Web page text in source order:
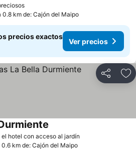
0.8 km de: Cajón del Maipo
precios exactos
Ver precios
Compartir
el hotel con acceso al jardín
0.6 km de: Cajón del Maipo